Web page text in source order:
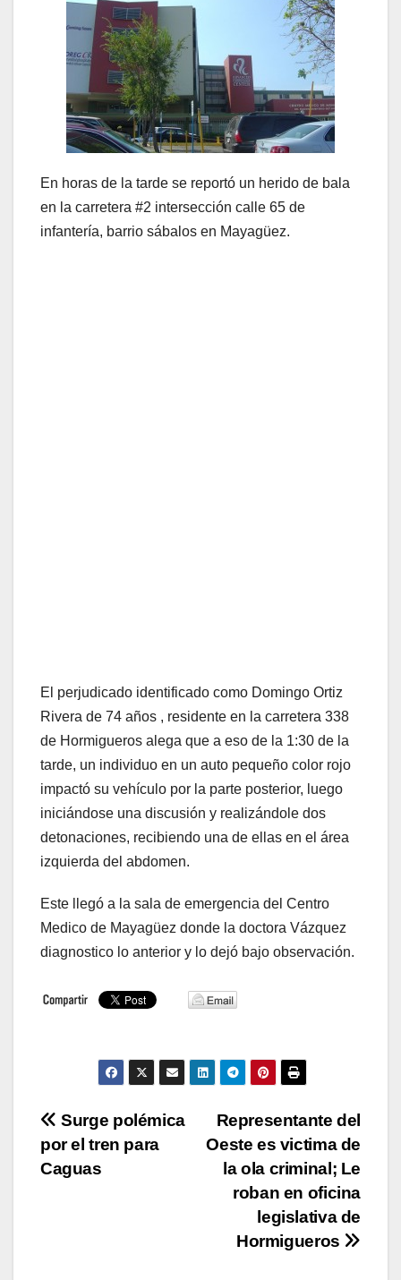
En horas de la tarde se reportó un herido de bala
en la carretera #2 intersección calle 65 de
infantería, barrio sábalos en Mayagüez.
El perjudicado identificado como Domingo Ortiz
Rivera de 74 años , residente en la carretera 338
de Hormigueros alega que a eso de la 1:30 de la
tarde, un individuo en un auto pequeño color rojo
impactó su vehículo por la parte posterior, luego
iniciándose una discusión y realizándole dos
detonaciones, recibiendo una de ellas en el área
izquierda del abdomen.
Este llegó a la sala de emergencia del Centro
Medico de Mayagüez donde la doctora Vázquez
diagnostico lo anterior y lo dejó bajo observación.
Navegación
de
Representante del
Oeste es victima de
la ola criminal; Le
roban en oficina
legislativa de
Hormigueros
Surge polémica
por el tren para
Caguas